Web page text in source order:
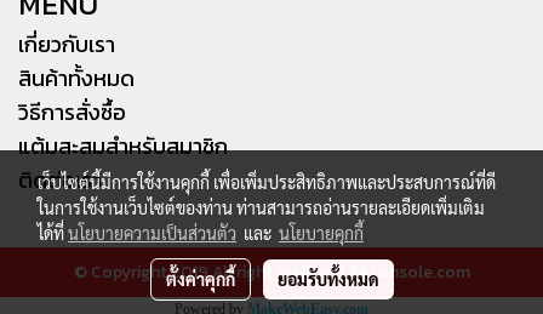
เกี่ยวกับเรา
สินค้าทั้งหมด
วิธีการสั่งซื้อ
แต้มสะสมสำหรับสมาชิก
ติดต่อเรา
© Copyright 2019 All right reserved. hkconsole.com
Powered by MakeWebEasy.com
เว็บไซต์นี้มีการใช้งานคุกกี้ เพื่อเพิ่มประสิทธิภาพและประสบการณ์ที่ดี
ในการใช้งานเว็บไซต์ของท่าน ท่านสามารถอ่านรายละเอียดเพิ่มเติม
ได้ที่นโยบายความเป็นส่วนตัว และ นโยบายคุกกี้
ตั้งค่าคุกกี้ ยอมรับทั้งหมด